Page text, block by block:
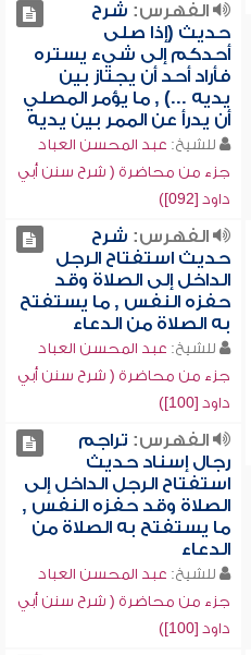
الفهرس: شرح
حديث (إذا صلى
أحدكم إلى شيء يستره
فأراد أحد أن يجتاز بين
يديه ...) , ما يؤمر المصلي
أن يدرأ عن الممر بين يديه
للشيخ: عبد المحسن العباد
جزء من محاضرة ( شرح سنن أبي
داود [092])
الفهرس: شرح
حديث استفتاح الرجل
الداخل إلى الصلاة وقد
حفزه النفس , ما يستفتح
به الصلاة من الدعاء
للشيخ: عبد المحسن العباد
جزء من محاضرة ( شرح سنن أبي
داود [100])
الفهرس: تراجم
رجال إسناد حديث
استفتاح الرجل الداخل إلى
الصلاة وقد حفزه النفس ,
ما يستفتح به الصلاة من
الدعاء
للشيخ: عبد المحسن العباد
جزء من محاضرة ( شرح سنن أبي
داود [100])